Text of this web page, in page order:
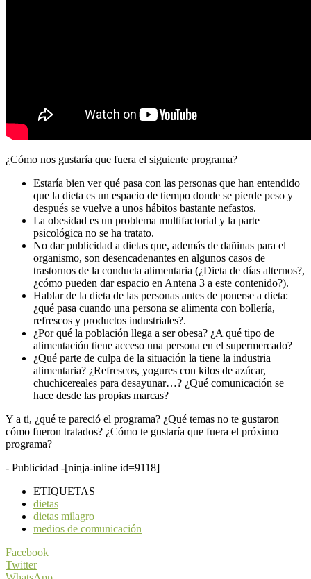
¿Cómo nos gustaría que fuera el siguiente programa?
Estaría bien ver qué pasa con las personas que han entendido
que la dieta es un espacio de tiempo donde se pierde peso y
después se vuelve a unos hábitos bastante nefastos.
La obesidad es un problema multifactorial y la parte
psicológica no se ha tratato.
No dar publicidad a dietas que, además de dañinas para el
organismo, son desencadenantes en algunos casos de
trastornos de la conducta alimentaria (¿Dieta de días alternos?,
¿cómo pueden dar espacio en Antena 3 a este contenido?).
Hablar de la dieta de las personas antes de ponerse a dieta:
¿qué pasa cuando una persona se alimenta con bollería,
refrescos y productos industriales?.
¿Por qué la población llega a ser obesa? ¿A qué tipo de
alimentación tiene acceso una persona en el supermercado?
¿Qué parte de culpa de la situación la tiene la industria
alimentaria? ¿Refrescos, yogures con kilos de azúcar,
chuchicereales para desayunar…? ¿Qué comunicación se
hace desde las propias marcas?
Y a ti, ¿qué te pareció el programa? ¿Qué temas no te gustaron
cómo fueron tratados? ¿Cómo te gustaría que fuera el próximo
programa?
- Publicidad -[ninja-inline id=9118]
ETIQUETAS
dietas
dietas milagro
medios de comunicación
Facebook
Twitter